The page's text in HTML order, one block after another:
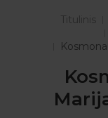
Titulinis